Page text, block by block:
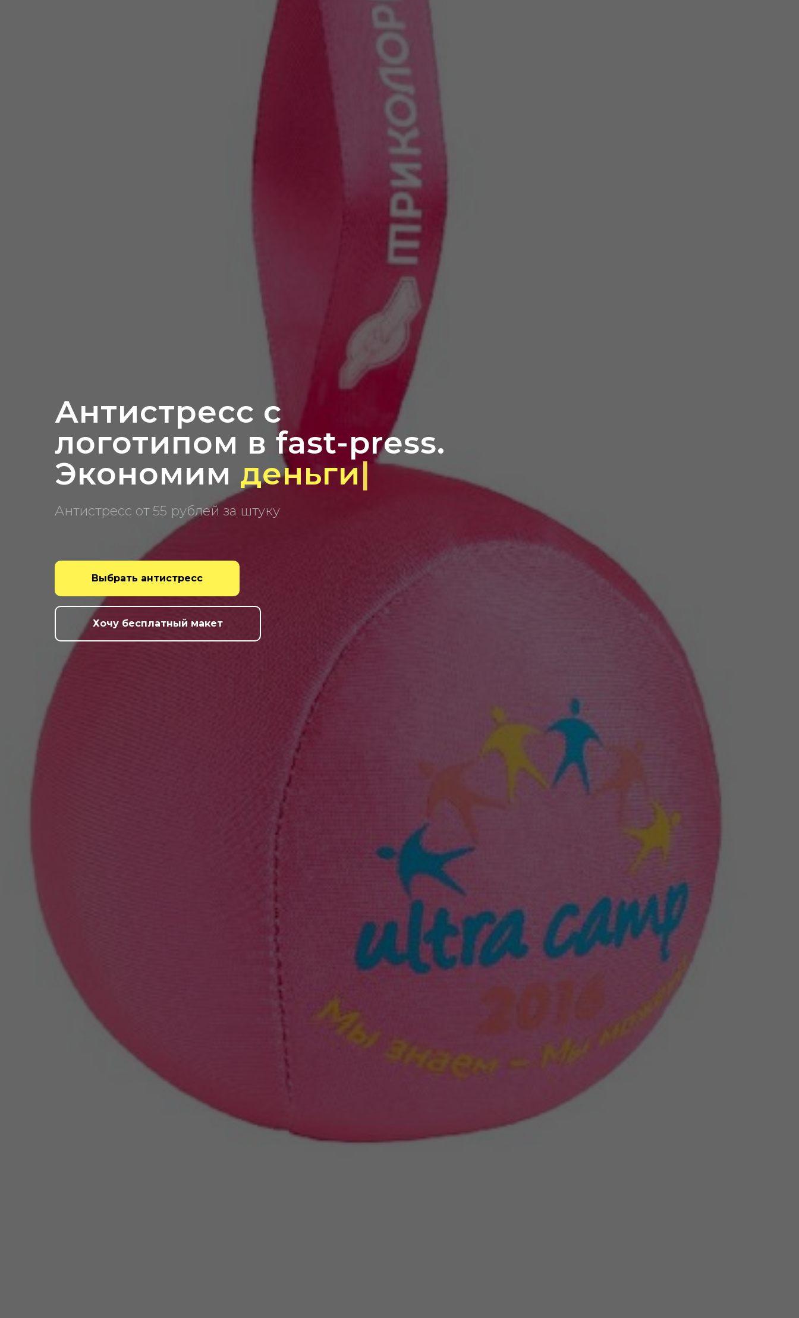
Антистресс с
логотипом в fast-press.
Экономим нервы|
Антистресс от 55 рублей за штуку
Выбрать антистресс
Хочу бесплатный макет